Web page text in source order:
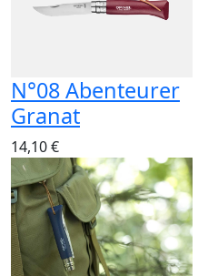
N°08 Abenteurer
Granat
14,10 €